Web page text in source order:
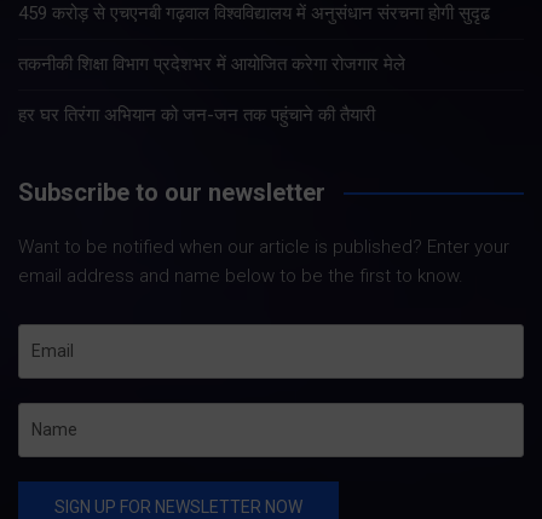
459 करोड़ से एचएनबी गढ़वाल विश्वविद्यालय में अनुसंधान संरचना होगी सुदृढ
तकनीकी शिक्षा विभाग प्रदेशभर में आयोजित करेगा रोजगार मेले
हर घर तिरंगा अभियान को जन-जन तक पहुंचाने की तैयारी
Subscribe to our newsletter
Want to be notified when our article is published? Enter your
email address and name below to be the first to know.